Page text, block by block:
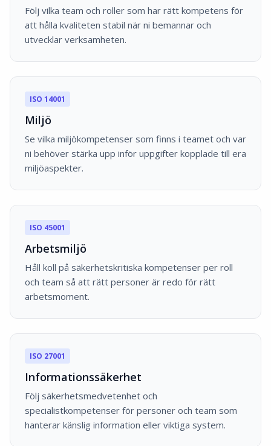
Följ vilka team och roller som har rätt kompetens för
att hålla kvaliteten stabil när ni bemannar och
utvecklar verksamheten.
ISO 14001
Miljö
Se vilka miljökompetenser som finns i teamet och var
ni behöver stärka upp inför uppgifter kopplade till era
miljöaspekter.
ISO 45001
Arbetsmiljö
Håll koll på säkerhetskritiska kompetenser per roll
och team så att rätt personer är redo för rätt
arbetsmoment.
ISO 27001
Informationssäkerhet
Följ säkerhetsmedvetenhet och
specialistkompetenser för personer och team som
hanterar känslig information eller viktiga system.